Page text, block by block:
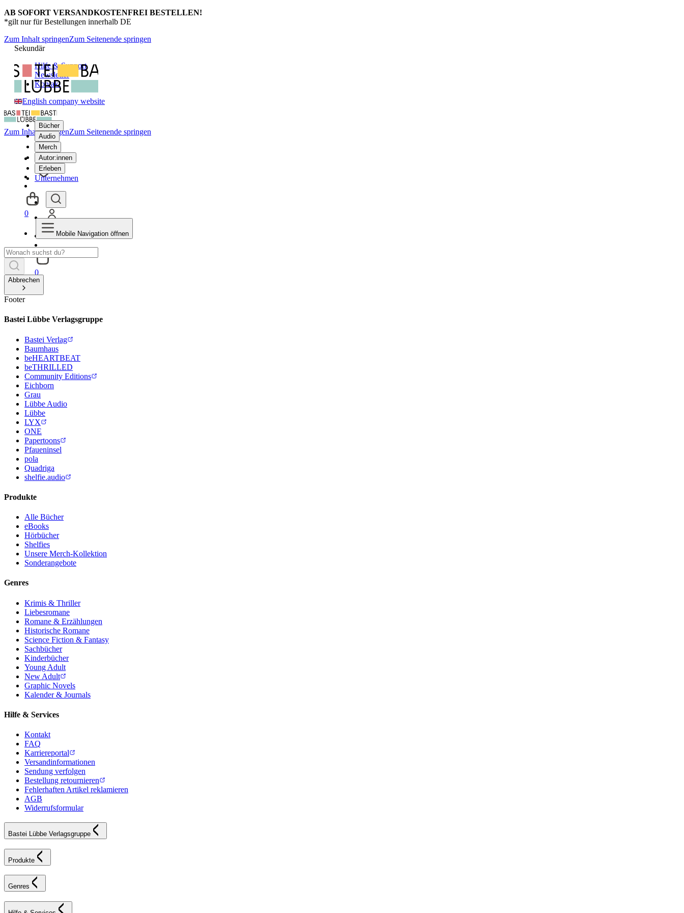
AB SOFORT VERSANDKOSTENFREI BESTELLEN!
*gilt nur für Bestellungen innerhalb DE
Zum Inhalt springenZum Seitenende springen
Sekundär
Hilfe & Support
Newsletter
Kontakt
English company website
Bücher
Audio
Merch
Autor:innen
Erleben
Unternehmen
0
Zum Inhalt springenZum Seitenende springen
0
Mobile Navigation öffnen
Abbrechen
Footer
Bastei Lübbe Verlagsgruppe
Bastei Verlag
Baumhaus
beHEARTBEAT
beTHRILLED
Community Editions
Eichborn
Grau
Lübbe Audio
Lübbe
LYX
ONE
Papertoons
Pfaueninsel
pola
Quadriga
shelfie.audio
Produkte
Alle Bücher
eBooks
Hörbücher
Shelfies
Unsere Merch-Kollektion
Sonderangebote
Genres
Krimis & Thriller
Liebesromane
Romane & Erzählungen
Historische Romane
Science Fiction & Fantasy
Sachbücher
Kinderbücher
Young Adult
New Adult
Graphic Novels
Kalender & Journals
Hilfe & Services
Kontakt
FAQ
Karriereportal
Versandinformationen
Sendung verfolgen
Bestellung retournieren
Fehlerhaften Artikel reklamieren
AGB
Widerrufsformular
Bastei Lübbe Verlagsgruppe
Produkte
Genres